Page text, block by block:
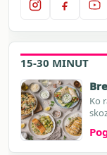
15-30 MINUT
Ko